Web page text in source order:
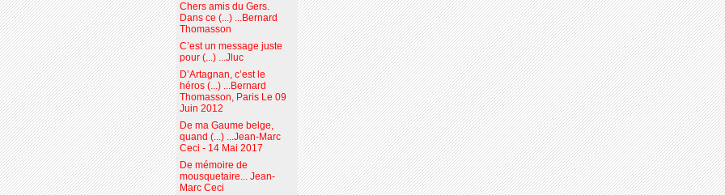
Chers amis du Gers.
Dans ce (...) ...Bernard
Thomasson
C’est un message juste
pour (...) ...Jluc
D’Artagnan, c’est le
héros (...) ...Bernard
Thomasson, Paris Le 09
Juin 2012
De ma Gaume belge,
quand (...) ...Jean-Marc
Ceci - 14 Mai 2017
De mémoire de
mousquetaire... Jean-
Marc Ceci